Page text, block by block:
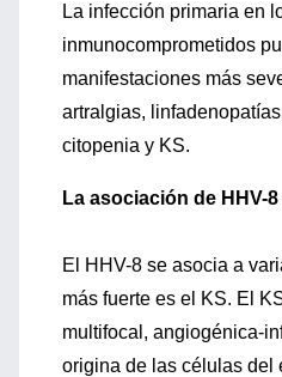
La infección primaria en
inmunocomprometidos
manifestaciones más
artralgias,
citopenia y KS.
La asociación de HHV-
El HHV-8 se asocia a
más fuerte es el KS. El
multifocal, angiogénica-
origina de las células del